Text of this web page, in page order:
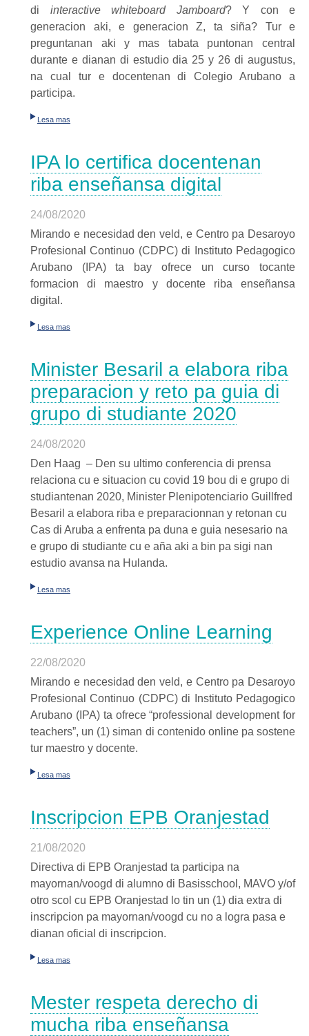
di interactive whiteboard Jamboard? Y con e
generacion aki, e generacion Z, ta siña? Tur e
preguntanan aki y mas tabata puntonan central
durante e dianan di estudio dia 25 y 26 di augustus,
na cual tur e docentenan di Colegio Arubano a
participa.
Lesa mas
IPA lo certifica docentenan
riba enseñansa digital
24/08/2020
Mirando e necesidad den veld, e Centro pa Desaroyo
Profesional Continuo (CDPC) di Instituto Pedagogico
Arubano (IPA) ta bay ofrece un curso tocante
formacion di maestro y docente riba enseñansa
digital.
Lesa mas
Minister Besaril a elabora riba
preparacion y reto pa guia di
grupo di studiante 2020
24/08/2020
Den Haag – Den su ultimo conferencia di prensa
relaciona cu e situacion cu covid 19 bou di e grupo di
studiantenan 2020, Minister Plenipotenciario Guillfred
Besaril a elabora riba e preparacionnan y retonan cu
Cas di Aruba a enfrenta pa duna e guia nesesario na
e grupo di studiante cu e aña aki a bin pa sigi nan
estudio avansa na Hulanda.
Lesa mas
Experience Online Learning
22/08/2020
Mirando e necesidad den veld, e Centro pa Desaroyo
Profesional Continuo (CDPC) di Instituto Pedagogico
Arubano (IPA) ta ofrece “professional development for
teachers”, un (1) siman di contenido online pa sostene
tur maestro y docente.
Lesa mas
Inscripcion EPB Oranjestad
21/08/2020
Directiva di EPB Oranjestad ta participa na
mayornan/voogd di alumno di Basisschool, MAVO y/of
otro scol cu EPB Oranjestad lo tin un (1) dia extra di
inscripcion pa mayornan/voogd cu no a logra pasa e
dianan oficial di inscripcion.
Lesa mas
Mester respeta derecho di
mucha riba enseñansa